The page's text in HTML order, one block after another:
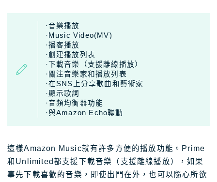
·音樂播放
·Music Video(MV)
·播客播放
·創建播放列表
·下載音樂（支援離線播放）
·關注音樂家和播放列表
·在SNS上分享歌曲和藝術家
·顯示歌詞
·音頻均衡器功能
·與Amazon Echo聯動
這樣Amazon Music就有許多方便的播放功能。Prime
和Unlimited都支援下載音樂（支援離線播放），如果
事先下載喜歡的音樂，即使出門在外，也可以隨心所欲